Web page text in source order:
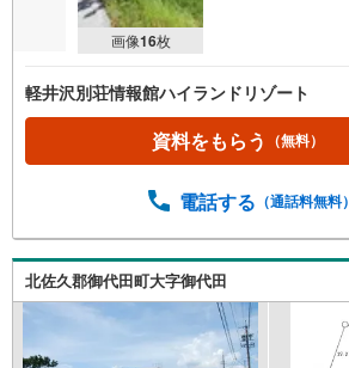
画像16枚
軽井沢別荘情報館ハイランドリゾート
資料をもらう （無料）
電話する （通話料無料）
北佐久郡御代田町大字御代田